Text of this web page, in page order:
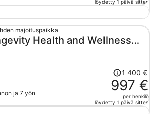
nyt
per
löydetty 1 päivä sitten
majoituspaikka
Health and Wellness
ja 7 yön
Hinta
oli
1 400 €,
hinta
1 400 €
997 €
per henkilö
löydetty 1 päivä sitten